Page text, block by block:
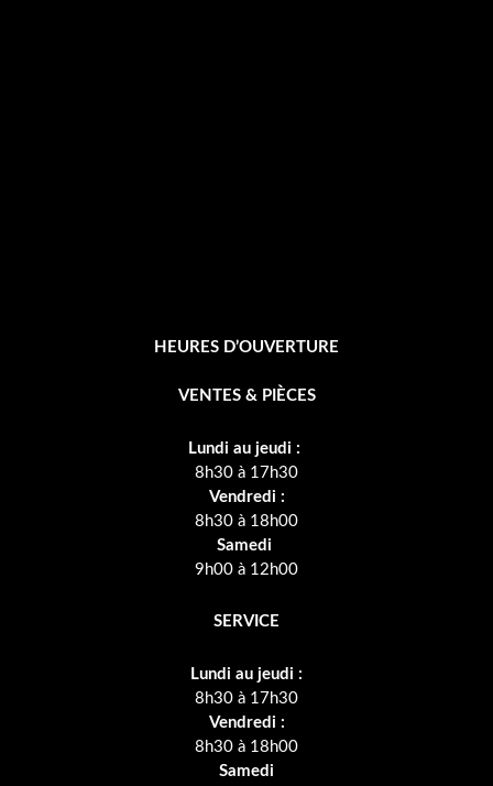
HEURES D’OUVERTURE
VENTES & PIÈCES
Lundi au jeudi :
8h30 à 17h30
Vendredi :
8h30 à 18h00
Samedi
9h00 à 12h00
SERVICE
Lundi au jeudi :
8h30 à 17h30
Vendredi :
8h30 à 18h00
Samedi